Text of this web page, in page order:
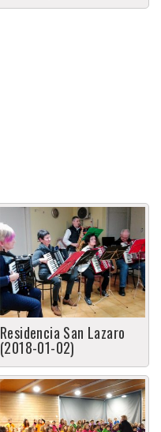
Residencia San Lazaro
(2018-01-02)